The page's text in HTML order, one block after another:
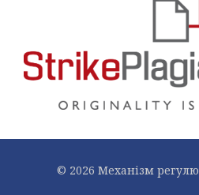
© 2026 Механiзм